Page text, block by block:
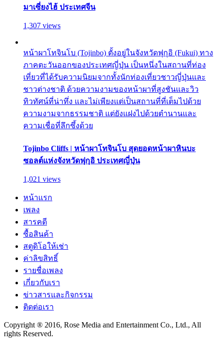
มาเซี่ยงไฮ้ ประเทศจีน
1,307 views
หน้าผาโทจินโบ (Tojinbo) ตั้งอยู่ในจังหวัดฟุกุอิ (Fukui) ทาง
ภาคตะวันออกของประเทศญี่ปุ่น เป็นหนึ่งในสถานที่ท่อง
เที่ยวที่ได้รับความนิยมจากทั้งนักท่องเที่ยวชาวญี่ปุ่นและ
ชาวต่างชาติ ด้วยความงามของหน้าผาที่สูงชันและวิว
ทิวทัศน์ที่น่าทึ่ง และไม่เพียงแต่เป็นสถานที่ที่เต็มไปด้วย
ความงามจากธรรมชาติ แต่ยังแฝงไปด้วยตำนานและ
ความเชื่อที่ลึกซึ้งด้วย
Tojinbo Cliffs | หน้าผาโทจินโบ สุดยอดหน้าผาหินบะ
ซอลต์แห่งจังหวัดฟุกุอิ ประเทศญี่ปุ่น
1,021 views
หน้าแรก
เพลง
สารคดี
ซื้อสินค้า
สตูดิโอให้เช่า
ค่าลิขสิทธิ์
รายชื่อเพลง
เกี่ยวกับเรา
ข่าวสารและกิจกรรม
ติดต่อเรา
Copyright ® 2016, Rose Media and Entertainment Co., Ltd., All
rights Reserved.